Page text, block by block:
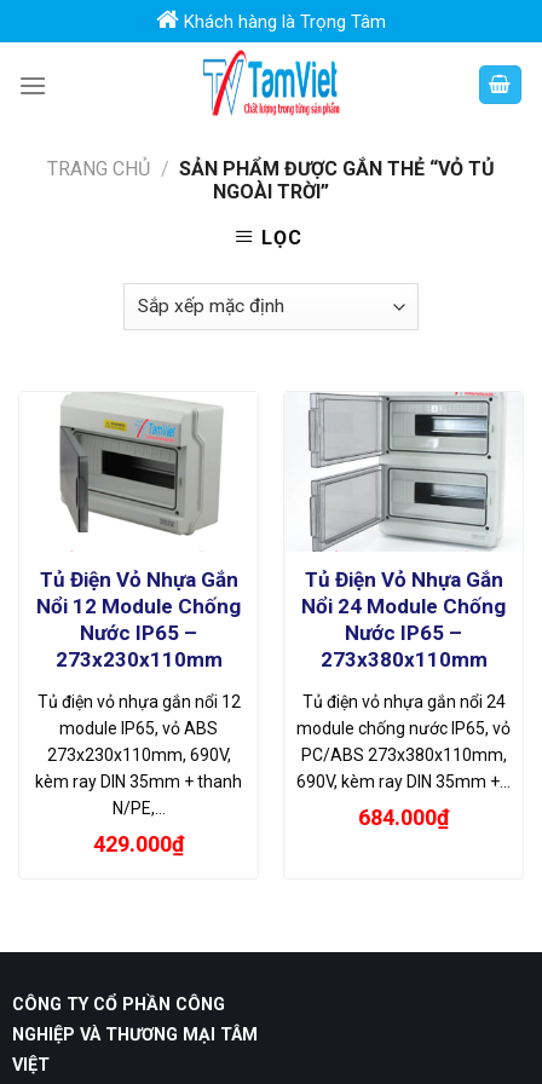
to
content
Khách hàng là Trọng Tâm
TRANG CHỦ / SẢN PHẨM ĐƯỢC GẮN THẺ “VỎ TỦ
NGOÀI TRỜI”
LỌC
Tủ Điện Vỏ Nhựa Gắn
Nổi 12 Module Chống
Nước IP65 –
273x230x110mm
Tủ điện vỏ nhựa gắn nổi 12
module IP65, vỏ ABS
273x230x110mm, 690V,
kèm ray DIN 35mm + thanh
N/PE,…
429.000₫
Tủ Điện Vỏ Nhựa Gắn
Nổi 24 Module Chống
Nước IP65 –
273x380x110mm
Tủ điện vỏ nhựa gắn nổi 24
module chống nước IP65, vỏ
PC/ABS 273x380x110mm,
690V, kèm ray DIN 35mm +…
684.000₫
CÔNG TY CỔ PHẦN CÔNG
NGHIỆP VÀ THƯƠNG MẠI TÂM
VIỆT